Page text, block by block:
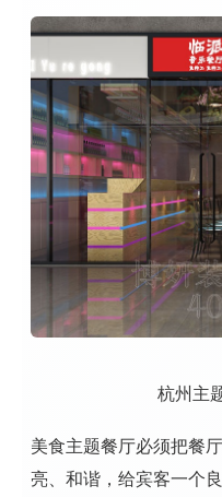
杭州主
美食主题餐厅必须把餐
亮、和谐，给宾客一个